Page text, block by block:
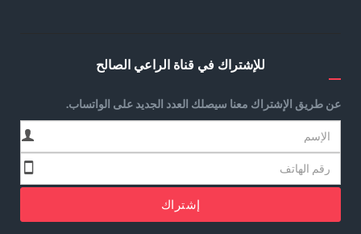
للإشتراك في قناة الراعي الصالح
عن طريق الإشتراك معنا سيصلك العدد الجديد على الواتساب.
إشتراك